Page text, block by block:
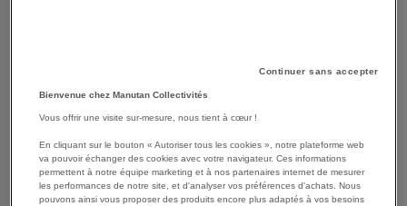
vidéoprojecteur
Promethean - Modèle UST-
115,50 €
138,80 € TTC
Promethean - Modèle UST-
115,50 €
138,80 € TTC
Continuer sans accepter
Bienvenue chez Manutan Collectivités
Vous offrir une visite sur-mesure, nous tient à cœur !
En cliquant sur le bouton « Autoriser tous les cookies », notre plateforme web
va pouvoir échanger des cookies avec votre navigateur. Ces informations
permettent à notre équipe marketing et à nos partenaires internet de mesurer
les performances de notre site, et d'analyser vos préférences d'achats. Nous
pouvons ainsi vous proposer des produits encore plus adaptés à vos besoins